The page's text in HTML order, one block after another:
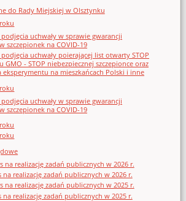
do Rady Miejskiej w Olsztynku
uchwały w sprawie gwarancji
szczepionek na COVID-19
uchwały poierającej list otwarty STOP
GMO - STOP niebezpiecznej szczepionce oraz
eksperymentu na mieszkańcach Polski i inne
uchwały w sprawie gwarancji
szczepionek na COVID-19
na realizację zadań publicznych w 2026 r.
realizację zadań publicznych w 2026 r.
na realizację zadań publicznych w 2025 r.
realizację zadań publicznych w 2025 r.